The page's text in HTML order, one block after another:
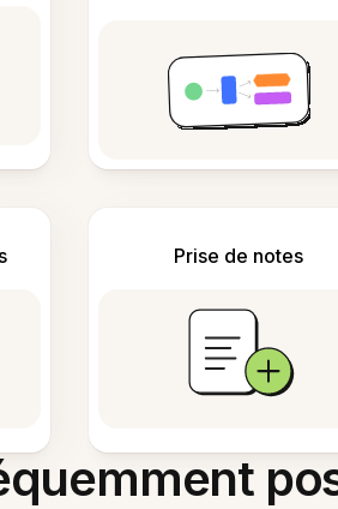
Prise de notes